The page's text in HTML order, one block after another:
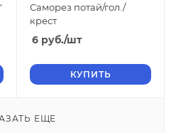
Саморез потай/гол./
крест
6 руб./шт
КУПИТЬ
ЕЩЕ